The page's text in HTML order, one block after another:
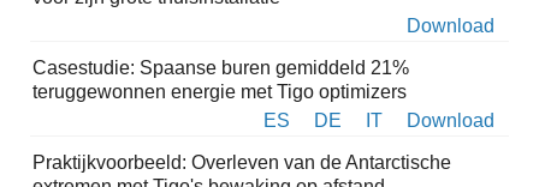
Download
Casestudie: Spaanse buren gemiddeld 21%
teruggewonnen energie met Tigo optimizers
ES
DE IT Download
Praktijkvoorbeeld: Overleven van de Antarctische